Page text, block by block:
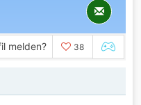
melden? 38